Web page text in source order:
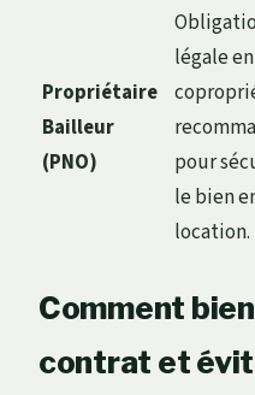
Propriétaire
Bailleur
(PNO)
légale en
pour
le bien
location.
Comment
contrat et